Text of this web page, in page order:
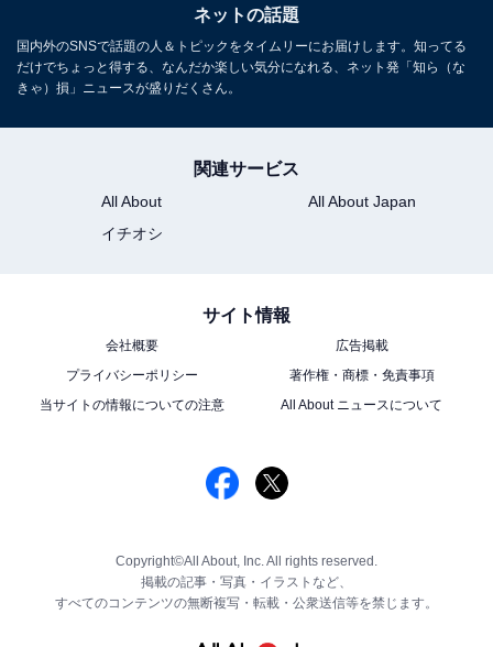
ネットの話題
国内外のSNSで話題の人＆トピックをタイムリーにお届けします。知ってる
だけでちょっと得する、なんだか楽しい気分になれる、ネット発「知ら（な
きゃ）損」ニュースが盛りだくさん。
関連サービス
All About
All About Japan
イチオシ
サイト情報
会社概要
広告掲載
プライバシーポリシー
著作権・商標・免責事項
当サイトの情報についての注意
All About ニュースについて
Copyright©All About, Inc. All rights reserved.
掲載の記事・写真・イラストなど、
すべてのコンテンツの無断複写・転載・公衆送信等を禁じます。